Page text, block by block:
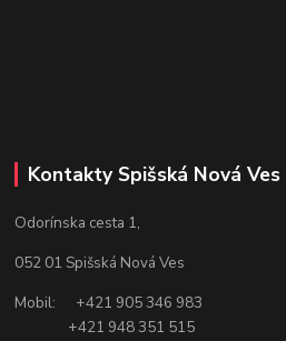
Kontakty Spišská Nová Ves
Odorínska cesta 1,
052 01 Spišská Nová Ves
Mobil: +421 905 346 983
+421 948 351 515